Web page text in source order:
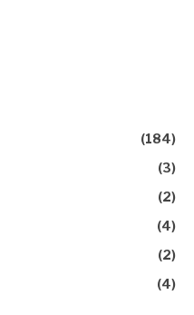
(184)
(3)
(2)
(4)
(2)
(4)